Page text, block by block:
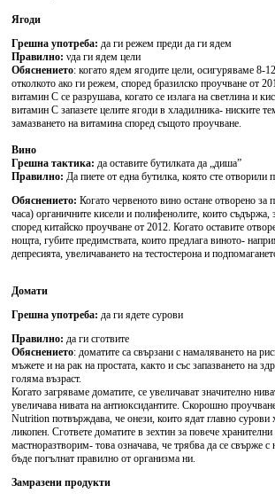
Ягоди
Грешна употреба: да ги режем преди да ги ядем
Правилно: νда ги ядем цели
Обяснението: когато ядем ягодите цели, осигуряваме 8-
отколкото ако ги режем, според бразилско проучване от
витамин С се разрушава, когато се излага на светлина и
витамин С запазете целите ягоди в хладилника- ниските
замазването на витамина според същото проучване.
Вино
Грешна тактика: да оставите бутилката да „диша”
Правилно: Да пиете от една бутилка, която сте отворили
Обяснението: Когато червеното вино остане отворено за
часа) органичните кисели и полифенолите, които съдържа,
според китайско проучване от 2012. Когато оставите
нощта, губите предимствата, които предлага виното-
депресията, увеличаването на тестостерона и
Домати
Грешна употреба: да ги ядете сурови
Правилно: да ги сготвите
Обяснението: доматите са свързани с намаляването на
мъжете и на рак на простата, както и със запазването на
голяма възраст.
Когато загряваме доматите, се увеличават значително
увеличава нивата на антиоксидантите. Скорошно
Nutrition потвърждава, че онези, които ядат главно сурови
ликопен. Сгответе доматите в зехтин за повече
мастноразтворим- това означава, че трябва да се свърже с
бъде погълнат правилно от организма ни.
Замразени продукти